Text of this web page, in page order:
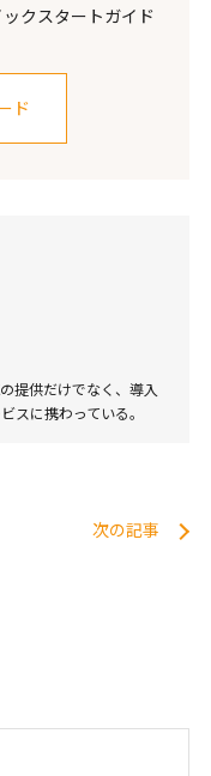
クスタートガイド
ド
提供だけでなく、導入
スに携わっている。
次の記事